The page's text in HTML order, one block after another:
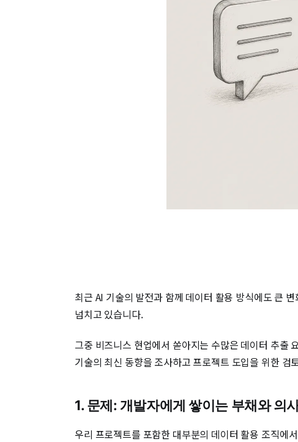
최근 AI 기술의 발전과 함께 데이터 활용 방식에도 큰
넘치고 있습니다.
그중 비즈니스 현업에서 쏟아지는 수많은 데이터 추
기술의 최신 동향을 조사하고 프로젝트 도입을 위한 검
1. 문제: 개발자에게 쌓이는 부채와 의
우리 프로젝트를 포함한 대부분의 데이터 활용 조직에